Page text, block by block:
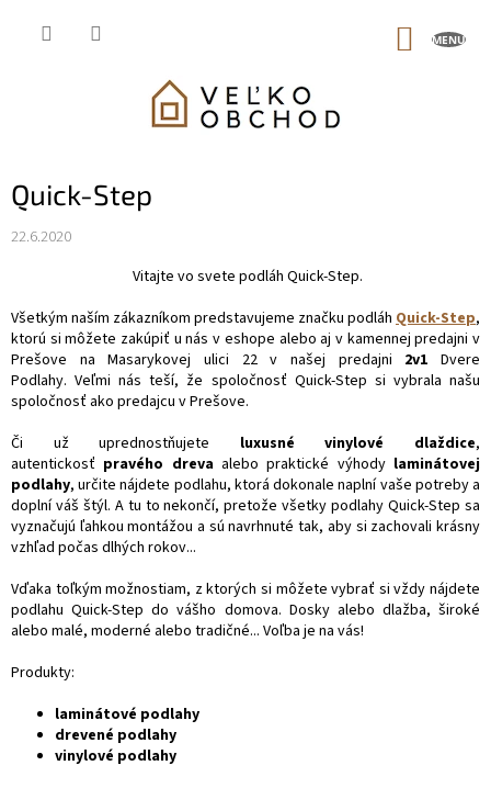
Quick-Step
22.6.2020
Vitajte vo svete podláh Quick-Step.
Všetkým naším zákazníkom predstavujeme značku podláh Quick-Step,
ktorú si môžete zakúpiť u nás v eshope alebo aj v kamennej predajni v
Prešove na Masarykovej ulici 22 v našej predajni 2v1 Dvere
Podlahy.Veľmi nás teší, že spoločnosť Quick-Step si vybrala našu
spoločnosť ako predajcu v Prešove.
Či už uprednostňujete luxusné vinylové dlaždice,
autentickosť pravého drevaalebo praktické výhody laminátovej
podlahy, určite nájdete podlahu, ktorá dokonale naplní vaše potreby a
doplní váš štýl. A tu to nekončí, pretože všetky podlahy Quick-Step sa
vyznačujú ľahkou montážou a sú navrhnuté tak, aby si zachovali krásny
vzhľad počas dlhých rokov...
Vďaka toľkým možnostiam, z ktorých si môžete vybrať si vždy nájdete
podlahu Quick-Step do vášho domova. Dosky alebo dlažba, široké
alebo malé, moderné alebo tradičné... Voľba je na vás!
Produkty:
laminátové podlahy
drevené podlahy
vinylové podlahy